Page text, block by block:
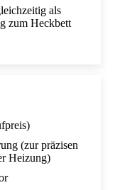
als
zum Heckbett
(zur präzisen
Heizung)